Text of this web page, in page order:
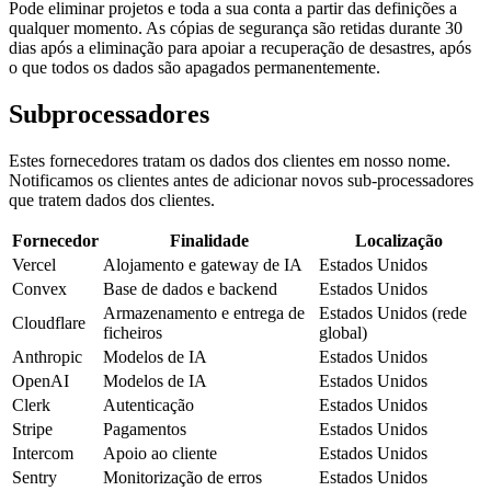
Pode eliminar projetos e toda a sua conta a partir das definições a
qualquer momento. As cópias de segurança são retidas durante 30
dias após a eliminação para apoiar a recuperação de desastres, após
o que todos os dados são apagados permanentemente.
Subprocessadores
Estes fornecedores tratam os dados dos clientes em nosso nome.
Notificamos os clientes antes de adicionar novos sub-processadores
que tratem dados dos clientes.
Fornecedor Finalidade
Localização
Vercel
Alojamento e gateway de IA
Estados Unidos
Convex
Base de dados e backend
Estados Unidos
Cloudflare
Armazenamento e entrega de
ficheiros
Estados Unidos (rede
global)
Anthropic
Modelos de IA
Estados Unidos
OpenAI
Modelos de IA
Estados Unidos
Clerk
Autenticação
Estados Unidos
Stripe
Pagamentos
Estados Unidos
Intercom
Apoio ao cliente
Estados Unidos
Sentry
Monitorização de erros Estados Unidos